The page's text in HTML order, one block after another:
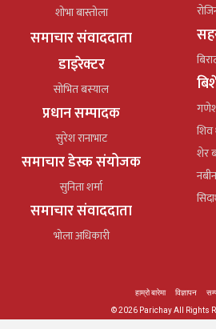
शोभा बास्तोला
समाचार संवाददाता
डाइरेक्टर
सोभित बस्याल
प्रधान सम्पादक
सुरेश रानाभाट
समाचार डेस्क संयोजक
सुनिता शर्मा
समाचार संवाददाता
भोला अधिकारी
शिव
शेर
हाम्रो बारेमा विज्ञापन
© 2026 Parichay All Rights